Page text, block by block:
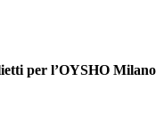
per l’OYSHO Milano